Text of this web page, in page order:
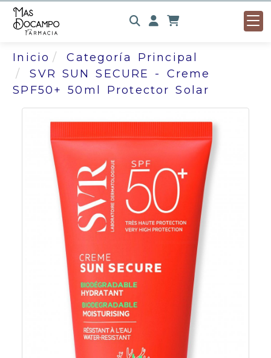
Identifícate
Inicio
Categoría Principal
SVR SUN SECURE - Creme
SPF50+ 50ml Protector Solar